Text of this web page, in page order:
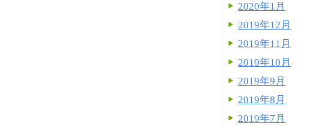
2020年1月
2019年12月
2019年11月
2019年10月
2019年9月
2019年8月
2019年7月